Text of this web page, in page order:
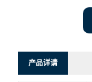
产品详请